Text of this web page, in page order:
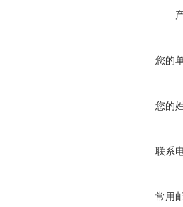
您的
您的
联系
常用